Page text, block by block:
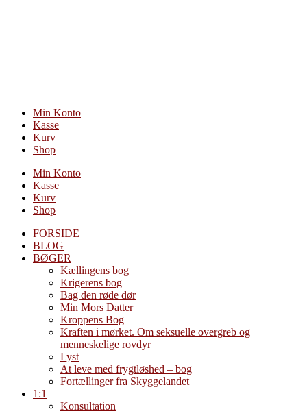
Min Konto
Kasse
Kurv
Shop
Min Konto
Kasse
Kurv
Shop
FORSIDE
BLOG
BØGER
Kællingens bog
Krigerens bog
Bag den røde dør
Min Mors Datter
Kroppens Bog
Kraften i mørket. Om seksuelle overgreb og
menneskelige rovdyr
Lyst
At leve med frygtløshed – bog
Fortællinger fra Skyggelandet
1:1
Konsultation